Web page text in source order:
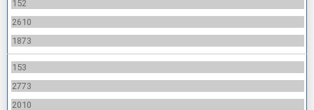
152
2610
1873
153
2773
2010